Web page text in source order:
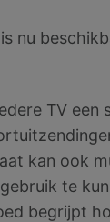
nu
TV
kan ook
te
begrijpt